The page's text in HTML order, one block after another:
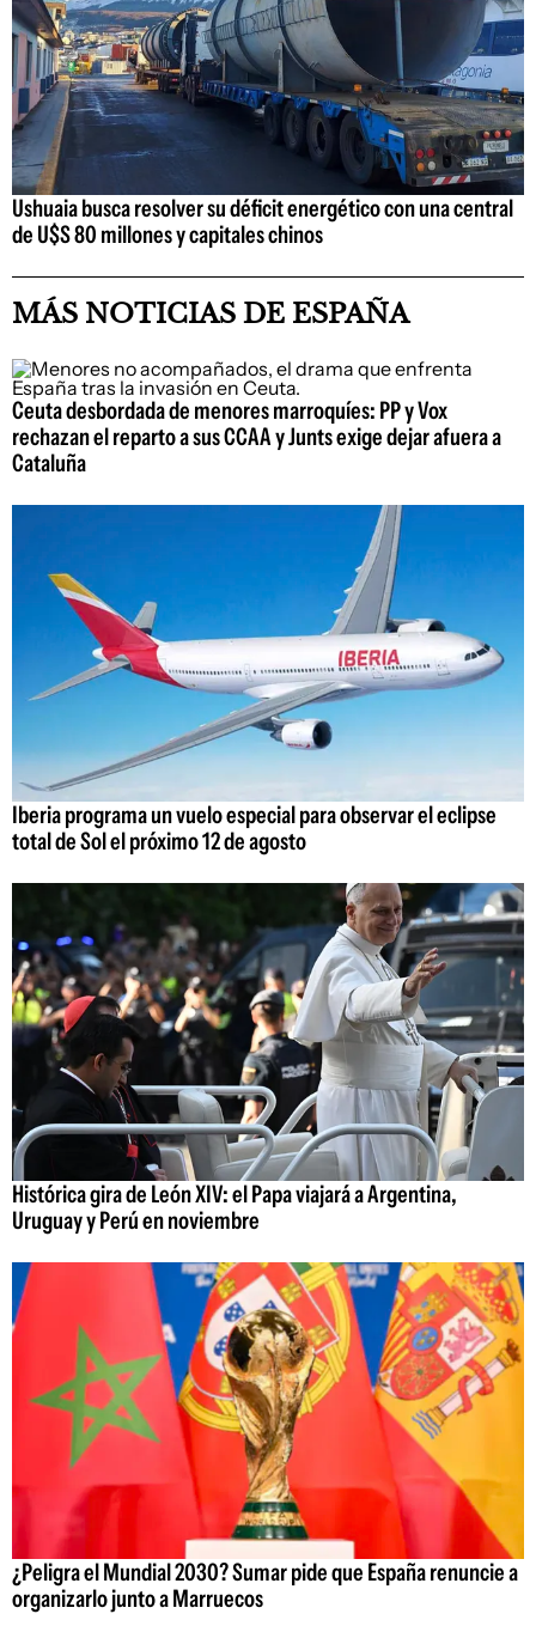
Ushuaia busca resolver su déficit energético con una central
de U$S 80 millones y capitales chinos
MÁS NOTICIAS DE ESPAÑA
Ceuta desbordada de menores marroquíes: PP y Vox
rechazan el reparto a sus CCAA y Junts exige dejar afuera a
Cataluña
Iberia programa un vuelo especial para observar el eclipse
total de Sol el próximo 12 de agosto
Histórica gira de León XIV: el Papa viajará a Argentina,
Uruguay y Perú en noviembre
¿Peligra el Mundial 2030? Sumar pide que España renuncie a
organizarlo junto a Marruecos